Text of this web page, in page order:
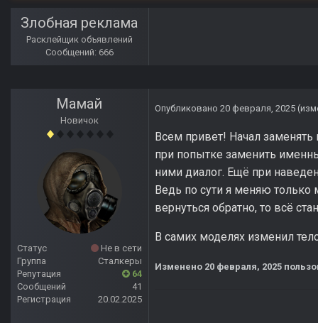
Злобная реклама
Расклейщик объявлений
Сообщений: 666
Мамай
Новичок
Статус
Не в сети
Группа
Сталкеры
Репутация
64
Сообщений
41
Регистрация
20.02.2025
Опубликовано 20 февраля, 2025
Всем привет! Начал
при попытке заменить
ними диалог. Ещё при
Ведь по сути я меняю только
вернуться обратно, то всё
В самих моделях изменил
Изменено 20 февраля, 2025